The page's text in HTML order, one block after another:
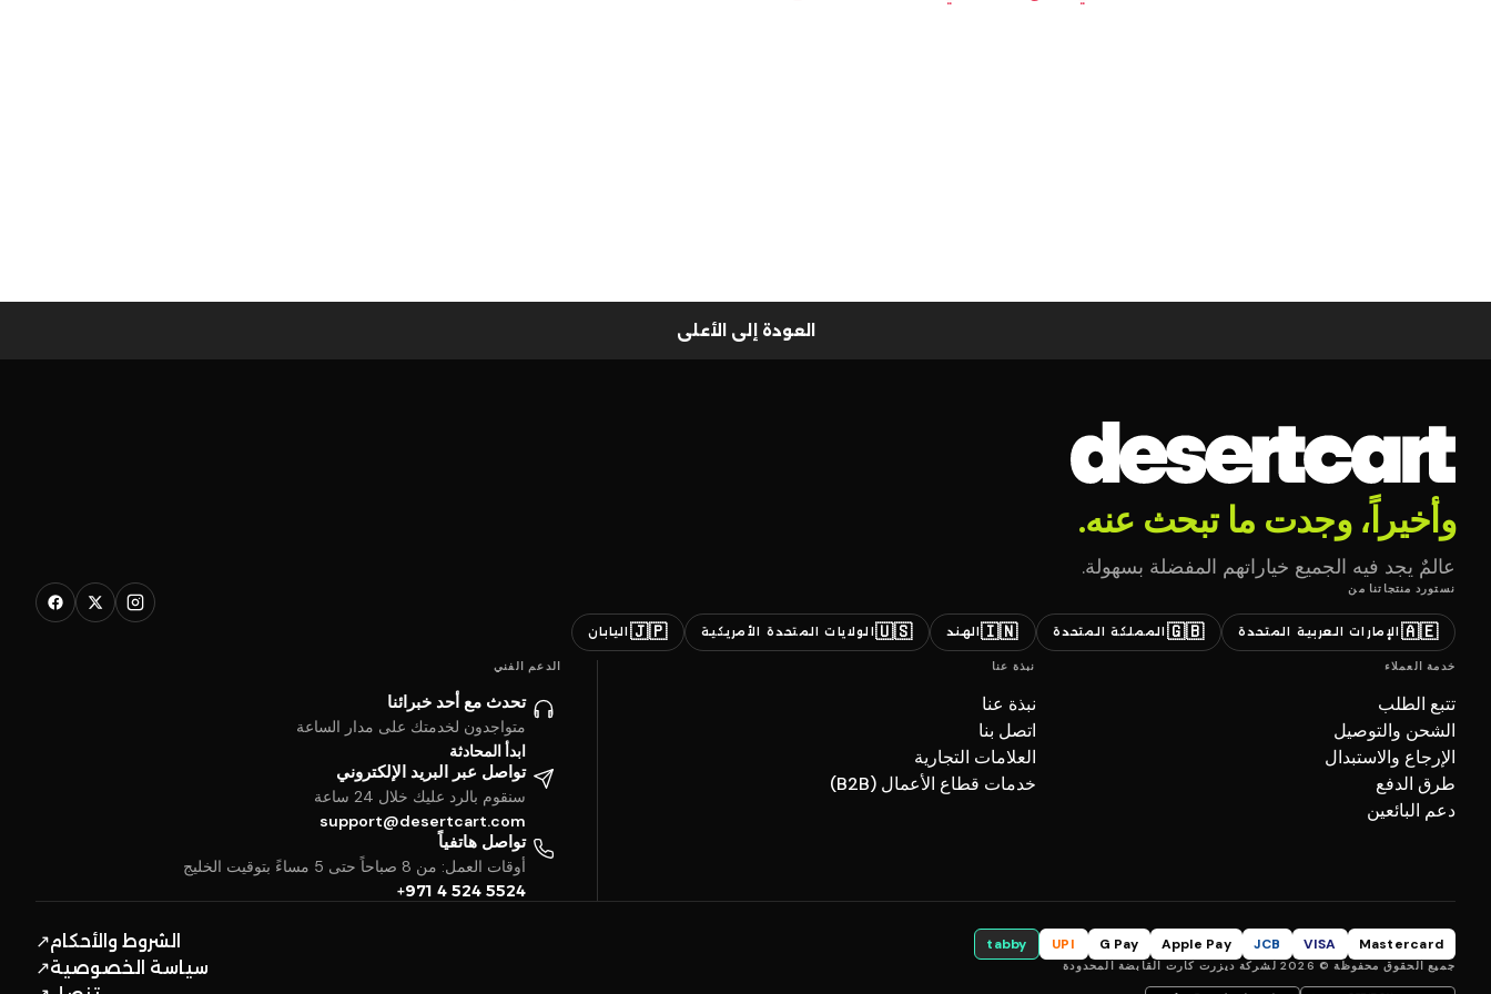
العودة إلى الأعلى
وأخيراً، وجدت ما تبحث عنه.
عالمٌ يجد فيه الجميع خياراتهم المفضلة بسهولة.
نستورد منتجاتنا من
🇦🇪 الإمارات العربية المتحدة 🇬🇧 المملكة المتحدة 🇮🇳الهند 🇺🇸الولايات المتحدة الأمريكية 🇯🇵 اليابان
خدمة العملاء
تتبع الطلب
الشحن والتوصيل
الإرجاع والاستبدال
طرق الدفع
دعم البائعين
نبذة عنا
نبذة عنا
اتصل بنا
العلامات التجارية
خدمات قطاع الأعمال (B2B)
الدعم الفني
تحدث مع أحد خبرائنا
متواجدون لخدمتك على مدار الساعة
ابدأ المحادثة
تواصل عبر البريد الإلكتروني
سنقوم بالرد عليك خلال 24 ساعة
support@desertcart.com
تواصل هاتفياً
أوقات العمل: من 8 صباحاً حتى 5 مساءً بتوقيت الخليج
+971 4 524 5524
Mastercard
VISA
JCB
Apple Pay
G Pay
UPI
tabby
جميع الحقوق محفوظة © 2026 لشركة ديزرت كارت القابضة المحدودة
الشروط والأحكام↗
سياسة الخصوصية↗